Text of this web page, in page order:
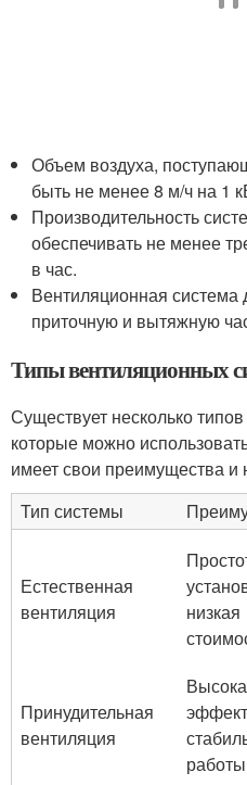
Объем воздуха,
быть не менее 8 м/ч на 1
Производительность
обеспечивать не менее
в час.
Вентиляционная
приточную и вытяжную
Типы вентиляционных
Существует несколько
которые можно
имеет свои преимущества и
Тип системы
Естественная
вентиляция
низкая
Принудительная
вентиляция
работы